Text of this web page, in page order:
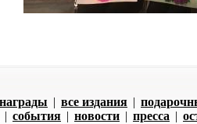
награды | все издания |
| события | новости | пресса |